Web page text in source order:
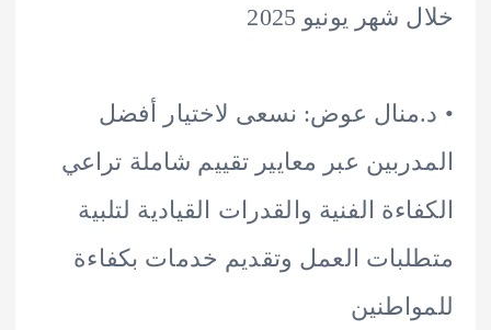
يونيو 2025
عوض: نسعى لاختيار أفضل
عبر معايير تقييم شاملة تراعي
الفنية والقدرات القيادية لتلبية
العمل وتقديم خدمات بكفاءة